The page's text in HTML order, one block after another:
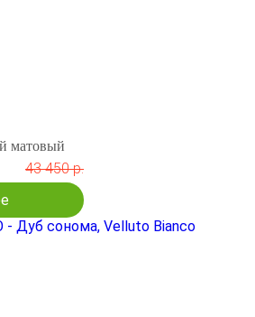
матовый
43 450 р.